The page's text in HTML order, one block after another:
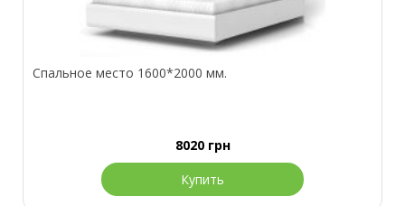
Спальное место 1600*2000 мм.
8020 грн
Купить